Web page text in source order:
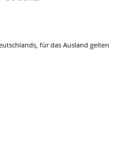
für das Ausland gelten